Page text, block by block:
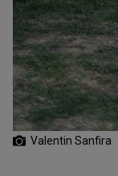
Valentin Sanfira